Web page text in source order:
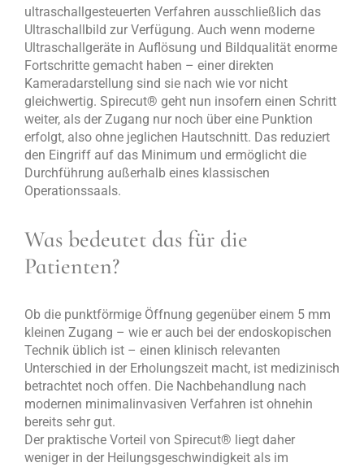
ultraschallgesteuerten Verfahren ausschließlich das
Ultraschallbild zur Verfügung. Auch wenn moderne
Ultraschallgeräte in Auflösung und Bildqualität enorme
Fortschritte gemacht haben – einer direkten
Kameradarstellung sind sie nach wie vor nicht
gleichwertig. Spirecut® geht nun insofern einen Schritt
weiter, als der Zugang nur noch über eine Punktion
erfolgt, also ohne jeglichen Hautschnitt. Das reduziert
den Eingriff auf das Minimum und ermöglicht die
Durchführung außerhalb eines klassischen
Operationssaals.
Was bedeutet das für die
Patienten?
Ob die punktförmige Öffnung gegenüber einem 5 mm
kleinen Zugang – wie er auch bei der endoskopischen
Technik üblich ist – einen klinisch relevanten
Unterschied in der Erholungszeit macht, ist medizinisch
betrachtet noch offen. Die Nachbehandlung nach
modernen minimalinvasiven Verfahren ist ohnehin
bereits sehr gut.
Der praktische Vorteil von Spirecut® liegt daher
weniger in der Heilungsgeschwindigkeit als im